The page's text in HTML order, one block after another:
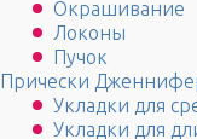
Окрашивание
Локоны
Пучок
Прически
Укладки для
Укладки для